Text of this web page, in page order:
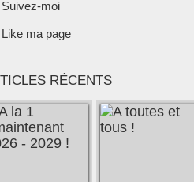
Suivez-moi
Like ma page
RÉCENTS